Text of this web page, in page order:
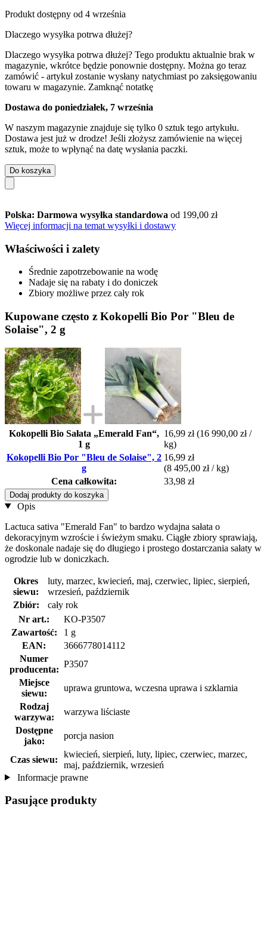
Produkt dostępny od 4 września
Dlaczego wysyłka potrwa dłużej?
Dlaczego wysyłka potrwa dłużej? Tego produktu aktualnie brak w
magazynie, wkrótce będzie ponownie dostępny. Można go teraz
zamówić - artykuł zostanie wysłany natychmiast po zaksięgowaniu
towaru w magazynie. Zamknąć notatkę
Dostawa do poniedziałek, 7 września
W naszym magazynie znajduje się tylko 0 sztuk tego artykułu.
Dostawa jest już w drodze! Jeśli złożysz zamówienie na więcej
sztuk, może to wpłynąć na datę wysłania paczki.
Do koszyka
Polska: Darmowa wysyłka standardowa od 199,00 zł
Więcej informacji na temat wysyłki i dostawy
Właściwości i zalety
Średnie zapotrzebowanie na wodę
Nadaje się na rabaty i do doniczek
Zbiory możliwe przez cały rok
Kupowane często z Kokopelli Bio Por "Bleu de
Solaise", 2 g
Kokopelli Bio Sałata „Emerald Fan“,
1 g
16,99 zł (16 990,00 zł /
kg)
Kokopelli Bio Por "Bleu de Solaise", 2
g
16,99 zł
(8 495,00 zł / kg)
Cena całkowita:
33,98 zł
Dodaj produkty do koszyka
Opis
Lactuca sativa "Emerald Fan" to bardzo wydajna sałata o
dekoracyjnym wzroście i świeżym smaku. Ciągłe zbiory sprawiają,
że doskonale nadaje się do długiego i prostego dostarczania sałaty w
ogrodzie lub w doniczkach.
Okres
siewu:
luty, marzec, kwiecień, maj, czerwiec, lipiec, sierpień,
wrzesień, październik
Zbiór:
cały rok
Nr art.:
KO-P3507
Zawartość:
1 g
EAN:
3666778014112
Numer
producenta:
P3507
Miejsce
siewu:
uprawa gruntowa, wczesna uprawa i szklarnia
Rodzaj
warzywa:
warzywa liściaste
Dostępne
jako:
porcja nasion
Czas siewu:
kwiecień, sierpień, luty, lipiec, czerwiec, marzec,
maj, październik, wrzesień
Informacje prawne
Pasujące produkty